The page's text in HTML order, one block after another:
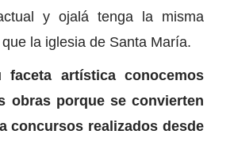
y ojalá tenga la misma
la iglesia de Santa María.
faceta artística conocemos
obras porque se convierten
concursos realizados desde